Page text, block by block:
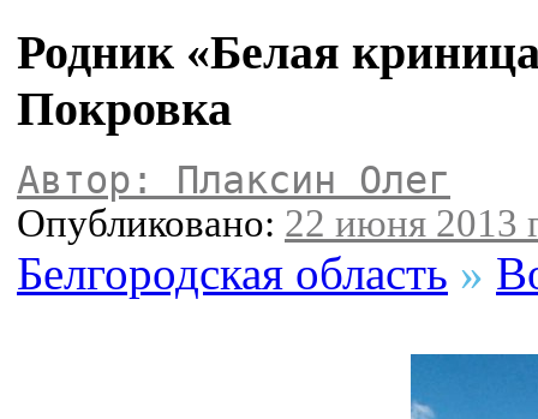
Родник «Белая
Покровка
Автор: Плаксин Олег
Опубликовано: 22 июня 2013
Белгородская область »